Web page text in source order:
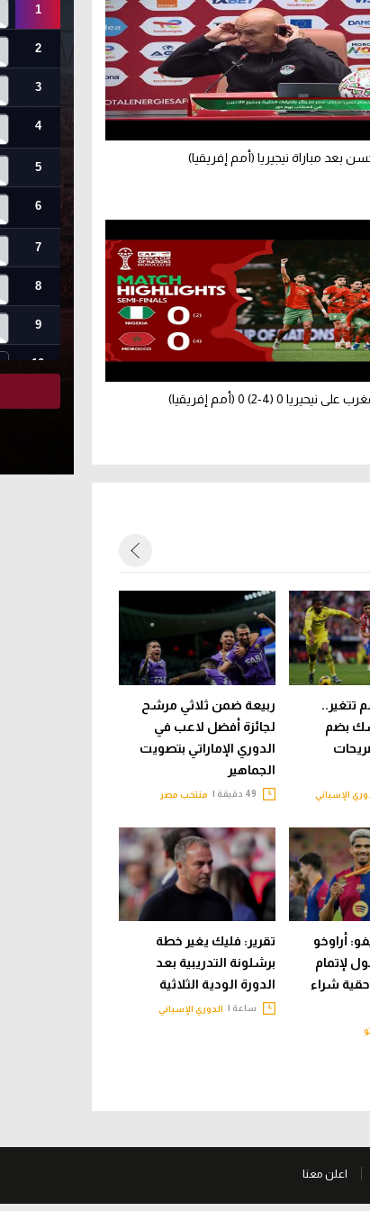
بعد مباراة نيجيريا (أمم إفريقيا)
0 (4-2) 0 (أمم إفريقيا)
تتغير..
بضم
الإسباني
ربيعة ضمن ثلاثي مرشح
لجائزة أفضل لاعب في
الدوري الإماراتي بتصويت
الجماهير
منتخب مصر
أراوخو
لإتمام
شراء
تقرير: فليك يغير خطة
برشلونة التدريبية بعد
الدورة الودية الثلاثية
ساعة | الدوري الإسباني
اعلن معنا